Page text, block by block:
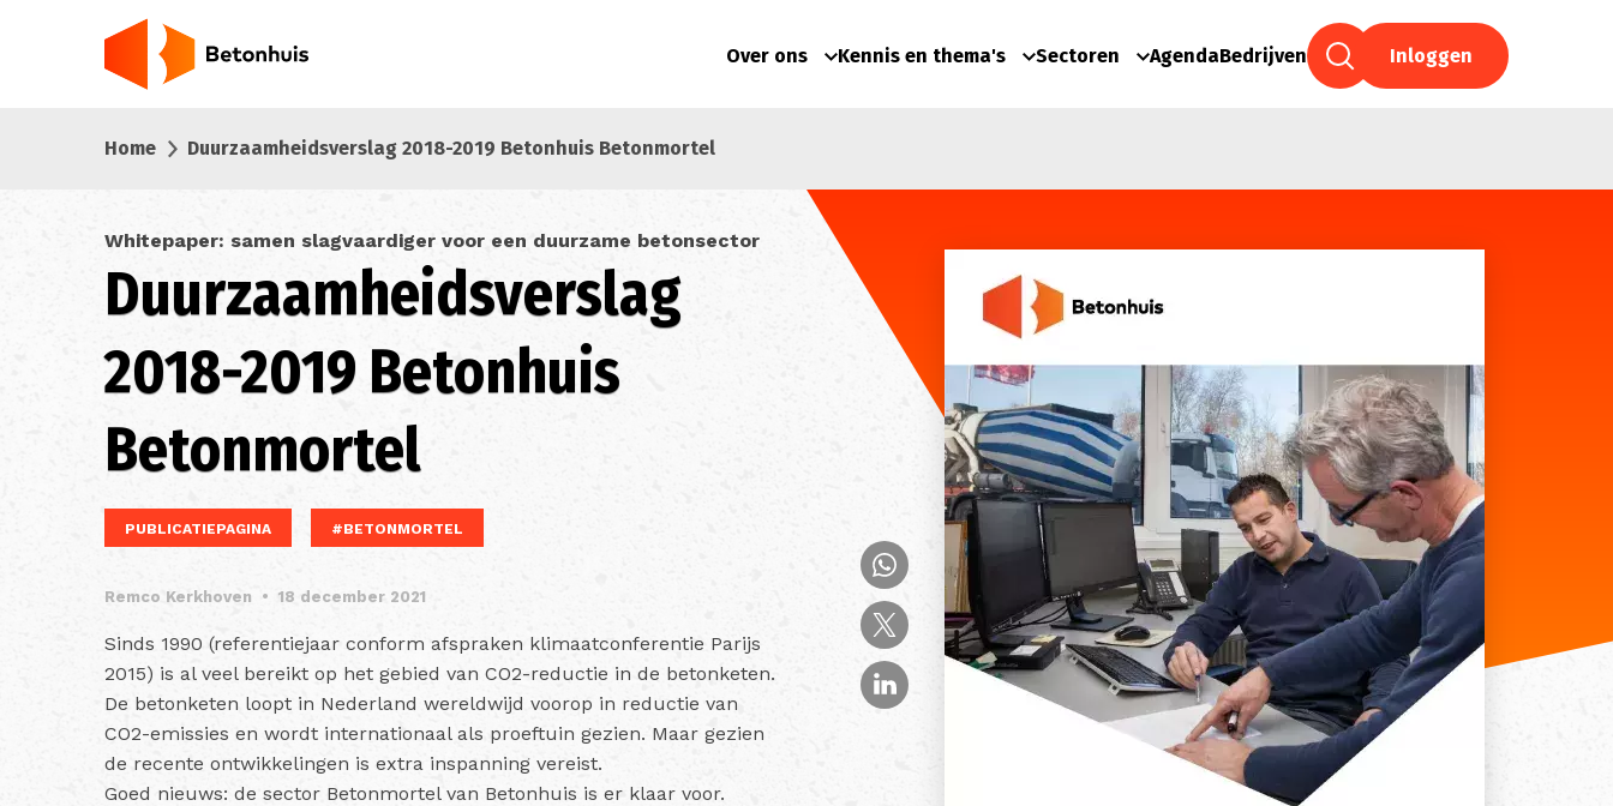
Over ons Kennis en thema's Sectoren AgendaBedrijven Inloggen
Home Duurzaamheidsverslag 2018-2019 Betonhuis Betonmortel
Whitepaper: samen slagvaardiger voor een duurzame betonsector
Duurzaamheidsverslag
2018-2019 Betonhuis
Betonmortel
PUBLICATIEPAGINA #BETONMORTEL
Remco Kerkhoven • 18 december 2021
Sinds 1990 (referentiejaar conform afspraken klimaatconferentie Parijs
2015) is al veel bereikt op het gebied van CO2-reductie in de betonketen.
De betonketen loopt in Nederland wereldwijd voorop in reductie van
CO2-emissies en wordt internationaal als proeftuin gezien. Maar gezien
de recente ontwikkelingen is extra inspanning vereist.
Goed nieuws: de sector Betonmortel van Betonhuis is er klaar voor.